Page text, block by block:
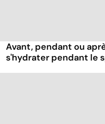
Avant, pendant ou
s'hydrater pendant le